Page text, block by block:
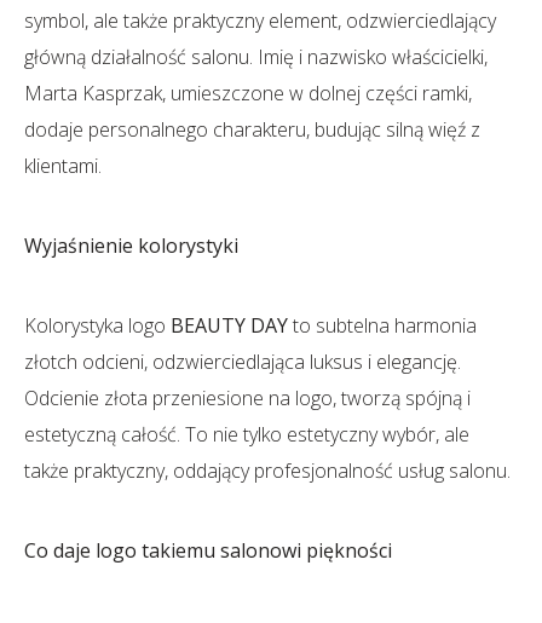
symbol, ale także praktyczny element, odzwierciedlający
główną działalność salonu. Imię i nazwisko właścicielki,
Marta Kasprzak, umieszczone w dolnej części ramki,
dodaje personalnego charakteru, budując silną więź z
klientami.
Wyjaśnienie kolorystyki
Kolorystyka logo BEAUTY DAYto subtelna harmonia
złotch odcieni, odzwierciedlająca luksus i elegancję.
Odcienie złota przeniesione na logo, tworzą spójną i
estetyczną całość. To nie tylko estetyczny wybór, ale
także praktyczny, oddający profesjonalność usług salonu.
Co daje logo takiemu salonowi piękności